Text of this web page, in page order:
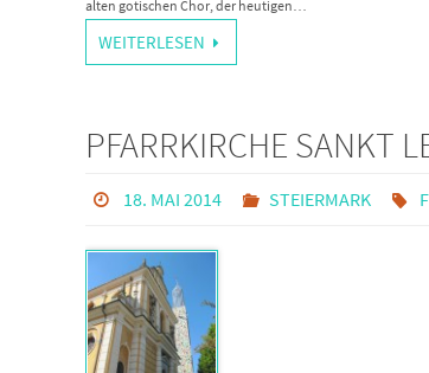
alten gotischen Chor, der heutigen…
WEITERLESEN
PFARRKIRCHE SANKT
18. MAI 2014 STEIERMARK